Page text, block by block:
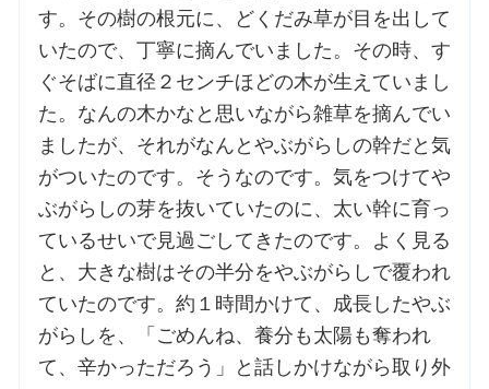
す。その樹の根元に、どくだみ草が目を出して
いたので、丁寧に摘んでいました。その時、す
ぐそばに直径２センチほどの木が生えていまし
た。なんの木かなと思いながら雑草を摘んでい
ましたが、それがなんとやぶがらしの幹だと気
がついたのです。そうなのです。気をつけてや
ぶがらしの芽を抜いていたのに、太い幹に育っ
ているせいで見過ごしてきたのです。よく見る
と、大きな樹はその半分をやぶがらしで覆われ
ていたのです。約１時間かけて、成長したやぶ
がらしを、「ごめんね、養分も太陽も奪われ
て、辛かっただろう」と話しかけながら取り外